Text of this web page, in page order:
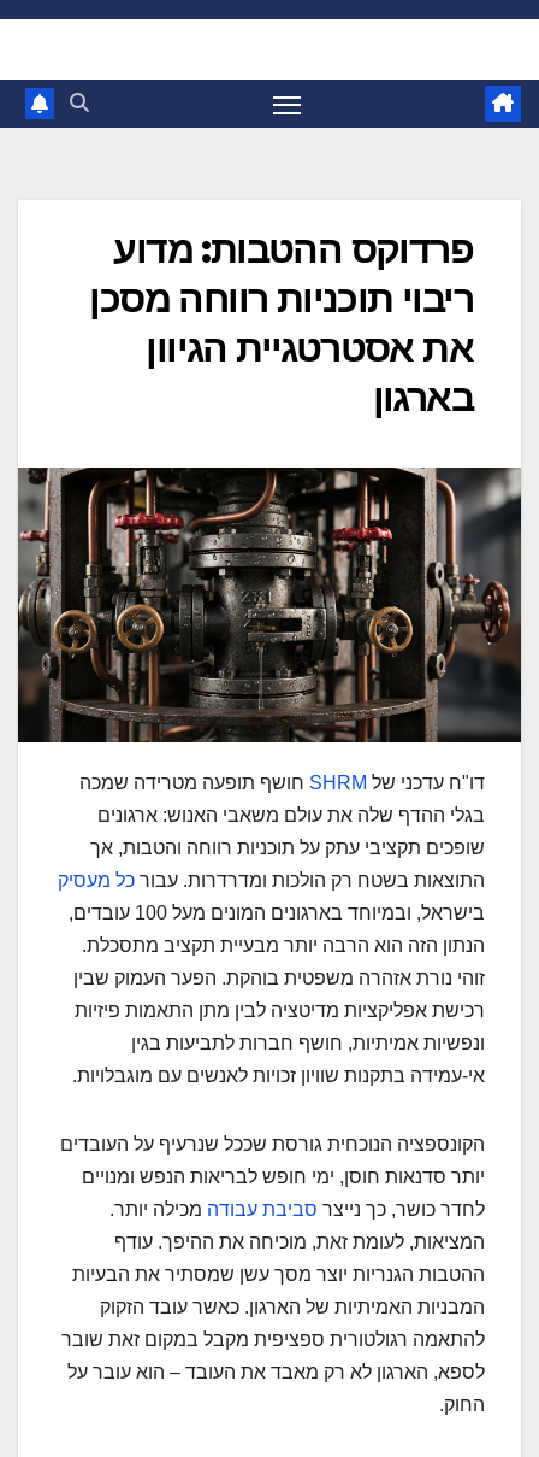
Skip
content
פרדוקס ההטבות: מדוע
ריבוי תוכניות רווחה מסכן
את אסטרטגיית הגיוון
בארגון
דו"ח עדכני של SHRM חושף תופעה מטרידה שמכה
בגלי ההדף שלה את עולם משאבי האנוש: ארגונים
שופכים תקציבי עתק על תוכניות רווחה והטבות, אך
התוצאות בשטח רק הולכות ומדרדרות. עבור כל מעסיק
בישראל, ובמיוחד בארגונים המונים מעל 100 עובדים,
הנתון הזה הוא הרבה יותר מבעיית תקציב מתסכלת.
זוהי נורת אזהרה משפטית בוהקת. הפער העמוק שבין
רכישת אפליקציות מדיטציה לבין מתן התאמות פיזיות
ונפשיות אמיתיות, חושף חברות לתביעות בגין
אי-עמידה בתקנות שוויון זכויות לאנשים עם מוגבלויות.
הקונספציה הנוכחית גורסת שככל שנרעיף על העובדים
יותר סדנאות חוסן, ימי חופש לבריאות הנפש ומנויים
לחדר כושר, כך נייצר סביבת עבודה מכילה יותר.
המציאות, לעומת זאת, מוכיחה את ההיפך. עודף
ההטבות הגנריות יוצר מסך עשן שמסתיר את הבעיות
המבניות האמיתיות של הארגון. כאשר עובד הזקוק
להתאמה רגולטורית ספציפית מקבל במקום זאת שובר
לספא, הארגון לא רק מאבד את העובד – הוא עובר על
החוק.